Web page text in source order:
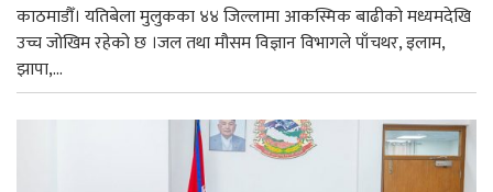
काठमाडौँ। यतिबेला मुलुकका ४४ जिल्लामा आकस्मिक बाढीको मध्यमदेखि
उच्च जोखिम रहेको छ ।जल तथा मौसम विज्ञान विभागले पाँचथर, इलाम,
झापा,...